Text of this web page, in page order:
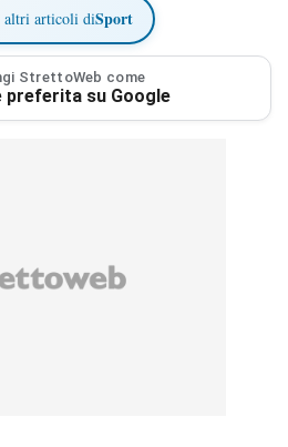
altri articoli diSport
StrettoWeb come
preferita su Google